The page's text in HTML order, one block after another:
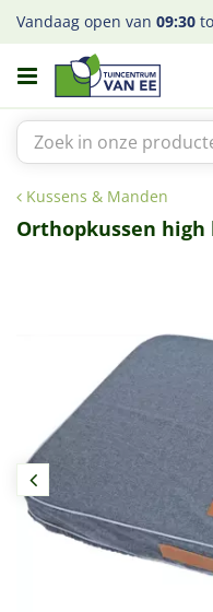
a
Kussens & Manden
Vandaag open van 09:30
Orthopkussen high